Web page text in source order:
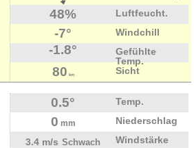
48% Luftfeucht.
-7° Windchill
-1.8°
Gefühlte
Temp.
80 km Sicht
0.5° Temp.
0 mm
Niederschlag
3.4 m/s Schwach
Windstärke